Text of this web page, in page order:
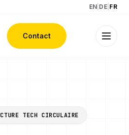
EN DE FR
Contact
TECH CIRCULAIRE